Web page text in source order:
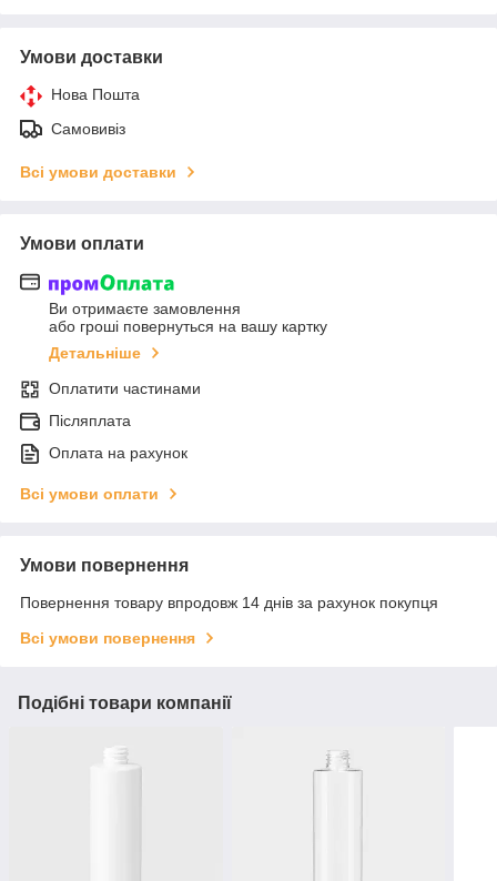
Умови доставки
Нова Пошта
Самовивіз
Всі умови доставки
Умови оплати
Ви отримаєте замовлення
або гроші повернуться на вашу картку
Детальніше
Оплатити частинами
Післяплата
Оплата на рахунок
Всі умови оплати
Умови повернення
Повернення товару впродовж 14 днів за рахунок покупця
Всі умови повернення
Подібні товари компанії